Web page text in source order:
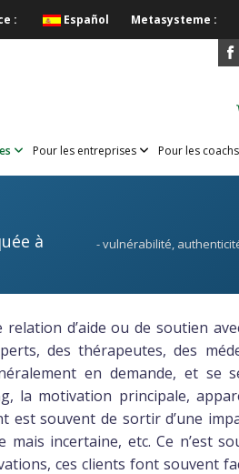
Metasysteme :
:
Español
Pour les entreprises Pour les coachs
à
- vulnérabilité,
relation d’aide ou de soutien
des thérapeutes, des
en demande, et se
la motivation principale,
est souvent de sortir d’une
incertaine, etc. Ce n’est
ces clients font souvent